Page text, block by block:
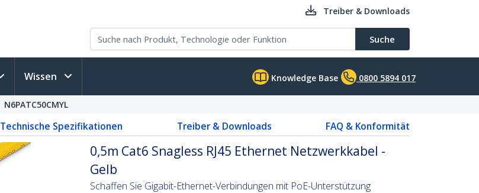
Treiber & Downloads
Suche
Wissen Knowledge Base 0800 5894 017
N6PATC50CMYL
Technische Spezifikationen Treiber & Downloads FAQ & Konformität
0,5m Cat6 Snagless RJ45 Ethernet Netzwerkkabel -
Gelb
Schaffen Sie Gigabit-Ethernet-Verbindungen mit PoE-Unterstützung